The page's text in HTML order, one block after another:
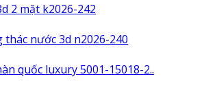
2 mặt k2026-242
nước 3d n2026-240
quốc luxury 5001-15018-2..